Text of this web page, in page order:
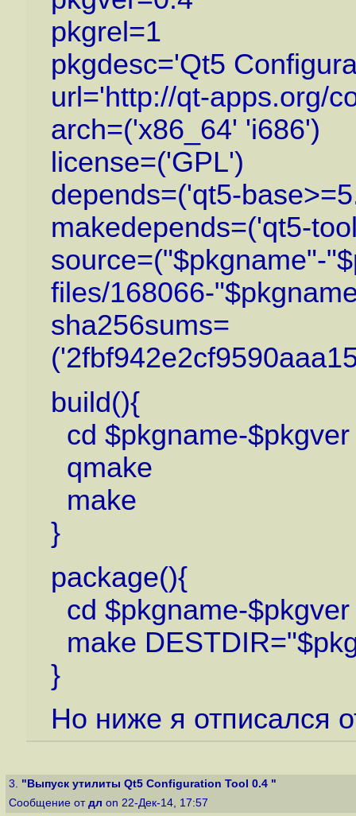
pkgrel=1
pkgdesc='Qt5
url='http://qt-apps.org/
arch=('x86_64' 'i686')
license=('GPL')
depends=('qt5-
makedepends=('qt5-
source=("$pkgname"-
files/168066-"
sha256sums=
build(){
cd $pkgname-$pkgver
qmake
make
}
package(){
cd $pkgname-$pkgver
make
}
Но ниже я отписался
3. "Выпуск утилиты Qt5 Configuration Tool 0.4 "
Сообщение от дл on 22-Дек-14, 17:57